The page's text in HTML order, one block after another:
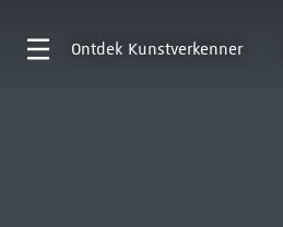
Ontdek Kunstverkenner